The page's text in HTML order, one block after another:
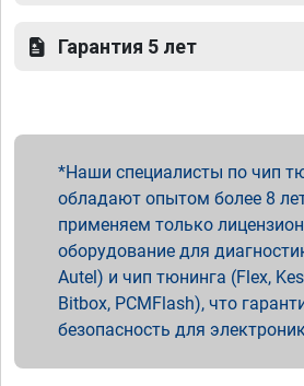
Гарантия 5 лет
Наши специалисты по чип
обладают опытом более 8
применяем только
оборудование для
Autel) и чип тюнинга (Flex,
Bitbox, PCMFlash), что
безопасность для